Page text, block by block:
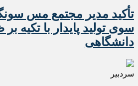
تأکید مدیر مجتمع مس
سوی تولید پایدار با تکیه
دانشگاهی
سردبیر